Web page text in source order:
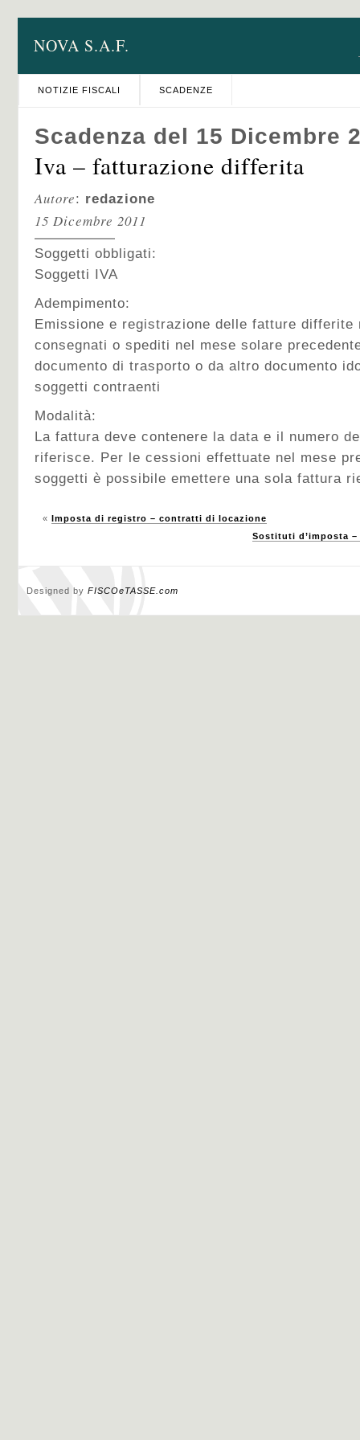
NOVA S.A.F.
NOTIZIE FISCALI SCADENZE
Scadenza del 15 Dicembre
Iva – fatturazione differita
Autore: redazione
15 Dicembre 2011
Soggetti obbligati:
Soggetti IVA
Adempimento:
Emissione e registrazione delle fatture differite
consegnati o spediti nel mese solare
documento di trasporto o da altro documento
soggetti contraenti
Modalità:
La fattura deve contenere la data e il numero
riferisce. Per le cessioni effettuate nel mese
soggetti è possibile emettere una sola fattura
« Imposta di registro – contratti di locazione
Sostituti d’imposta
Designed by FISCOeTASSE.com